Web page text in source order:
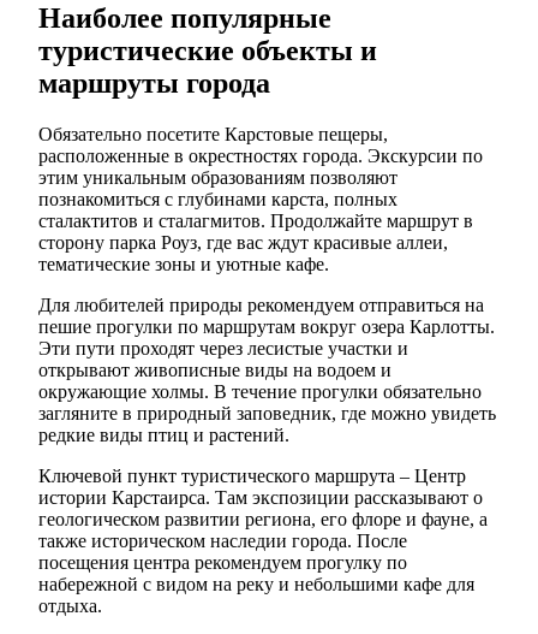
Наиболее популярные
туристические объекты и
маршруты города
Обязательно посетите Карстовые пещеры,
расположенные в окрестностях города. Экскурсии по
этим уникальным образованиям позволяют
познакомиться с глубинами карста, полных
сталактитов и сталагмитов. Продолжайте маршрут в
сторону парка Роуз, где вас ждут красивые аллеи,
тематические зоны и уютные кафе.
Для любителей природы рекомендуем отправиться на
пешие прогулки по маршрутам вокруг озера Карлотты.
Эти пути проходят через лесистые участки и
открывают живописные виды на водоем и
окружающие холмы. В течение прогулки обязательно
загляните в природный заповедник, где можно увидеть
редкие виды птиц и растений.
Ключевой пункт туристического маршрута – Центр
истории Карстаирса. Там экспозиции рассказывают о
геологическом развитии региона, его флоре и фауне, а
также историческом наследии города. После
посещения центра рекомендуем прогулку по
набережной с видом на реку и небольшими кафе для
отдыха.